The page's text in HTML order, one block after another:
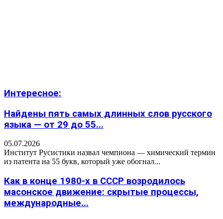
Интересное:
Найдены пять самых длинных слов русского
языка — от 29 до 55...
05.07.2026
Институт Русистики назвал чемпиона — химический термин
из патента на 55 букв, который уже обогнал...
Как в конце 1980-х в СССР возродилось
масонское движение: скрытые процессы,
международные...